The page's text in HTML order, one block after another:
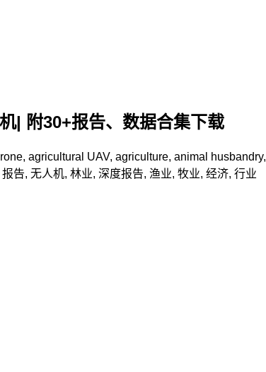
| 附30+报告、数据合集下载
, agricultural UAV, agriculture, animal husbandry,
报告, 无人机, 林业, 深度报告, 渔业, 牧业, 经济, 行业